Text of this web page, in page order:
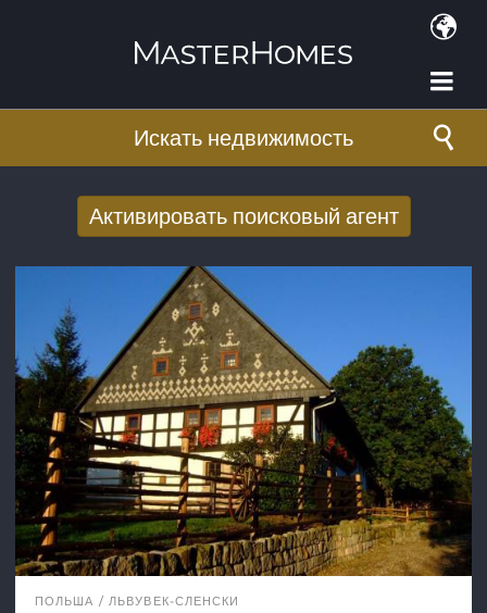
Искать недвижимость
Активировать поисковый агент
электронной почте
E-mail адрес
ПОЛЬША ЛЬВУВЕК-СЛЕНСКИ